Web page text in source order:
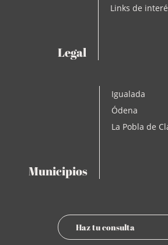
Legal
Links de
Municipios
Igualada
Ódena
La Pobla de
Haz tu consulta